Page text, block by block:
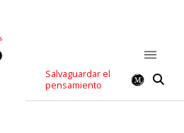
Salvaguardar el
pensamiento